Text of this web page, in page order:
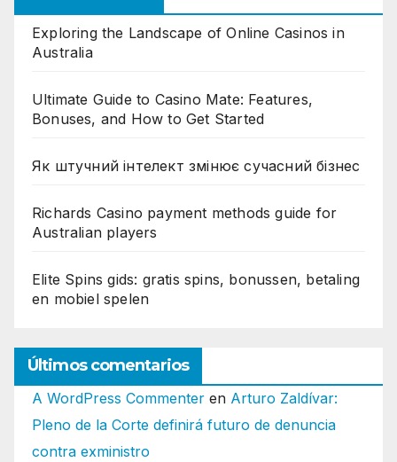
Exploring the Landscape of Online Casinos in
Australia
Ultimate Guide to Casino Mate: Features,
Bonuses, and How to Get Started
Як штучний інтелект змінює сучасний бізнес
Richards Casino payment methods guide for
Australian players
Elite Spins gids: gratis spins, bonussen, betaling
en mobiel spelen
Últimos comentarios
A WordPress Commenter en Arturo Zaldívar:
Pleno de la Corte definirá futuro de denuncia
contra exministro